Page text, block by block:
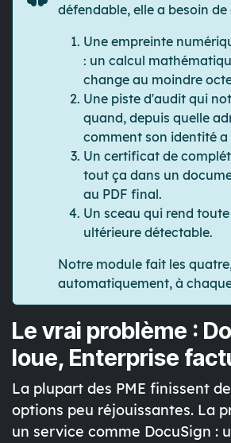
défendable, elle a besoin
Une empreinte
: un calcul
change au moindre
Une piste d'audit qui
quand, depuis quelle
comment son identité a
Un certificat de
tout ça dans un
au PDF final.
Un sceau qui rend
ultérieure détectable.
Notre module fait les
automatiquement, à
Le vrai problème :
loue, Enterprise
La plupart des PME finissent
options peu réjouissantes. La
un service comme DocuSign :